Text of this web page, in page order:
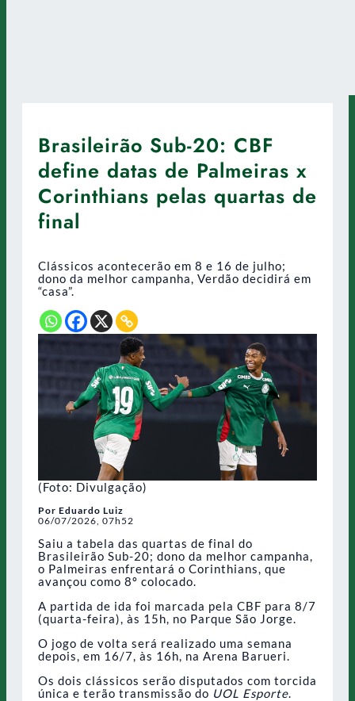
Brasileirão Sub-20: CBF
define datas de Palmeiras x
Corinthians pelas quartas de
final
Clássicos acontecerão em 8 e 16 de julho;
dono da melhor campanha, Verdão decidirá em
“casa”.
(Foto: Divulgação)
Por Eduardo Luiz
06/07/2026, 07h52
Saiu a tabela das quartas de final do
Brasileirão Sub-20; dono da melhor campanha,
o Palmeiras enfrentará o Corinthians, que
avançou como 8º colocado.
A partida de ida foi marcada pela CBF para 8/7
(quarta-feira), às 15h, no Parque São Jorge.
O jogo de volta será realizado uma semana
depois, em 16/7, às 16h, na Arena Barueri.
Os dois clássicos serão disputados com torcida
única e terão transmissão do UOL Esporte.